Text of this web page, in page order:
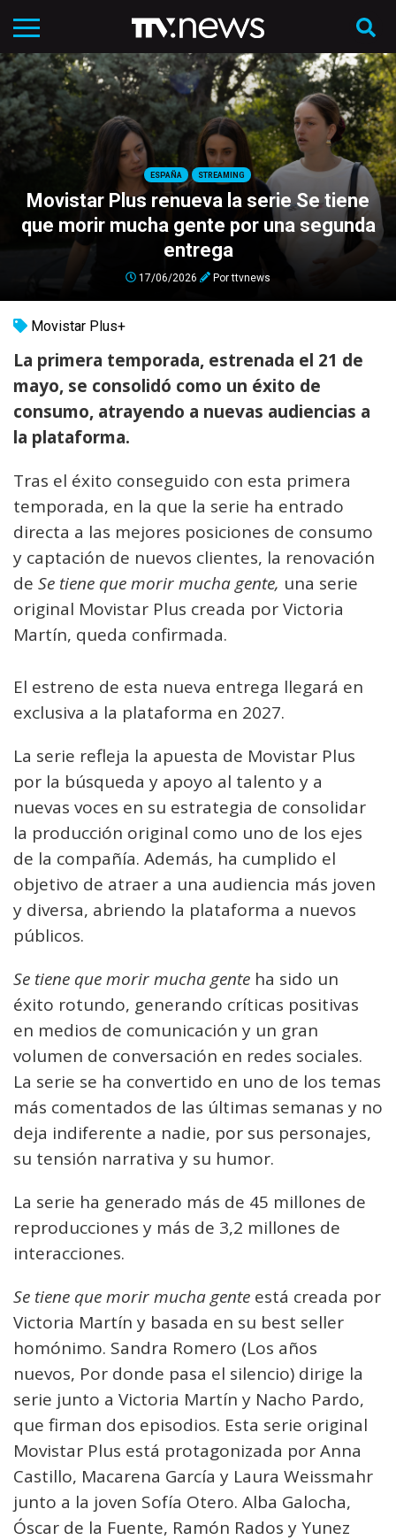
ESPAÑA STREAMING
Movistar Plus renueva la serie Se tiene
que morir mucha gente por una segunda
entrega
17/06/2026 Porttvnews
Movistar Plus+
La primera temporada, estrenada el 21 de
mayo, se consolidó como un éxito de
consumo, atrayendo a nuevas audiencias a
la plataforma.
Tras el éxito conseguido con esta primera
temporada, en la que la serie ha entrado
directa a las mejores posiciones de consumo
y captación de nuevos clientes, la renovación
de Se tiene que morir mucha gente, una serie
original Movistar Plus creada por Victoria
Martín, queda confirmada.
El estreno de esta nueva entrega llegará en
exclusiva a la plataforma en 2027.
La serie refleja la apuesta de Movistar Plus
por la búsqueda y apoyo al talento y a
nuevas voces en su estrategia de consolidar
la producción original como uno de los ejes
de la compañía. Además, ha cumplido el
objetivo de atraer a una audiencia más joven
y diversa, abriendo la plataforma a nuevos
públicos.
Se tiene que morir mucha gente ha sido un
éxito rotundo, generando críticas positivas
en medios de comunicación y un gran
volumen de conversación en redes sociales.
La serie se ha convertido en uno de los temas
más comentados de las últimas semanas y no
deja indiferente a nadie, por sus personajes,
su tensión narrativa y su humor.
La serie ha generado más de 45 millones de
reproducciones y más de 3,2 millones de
interacciones.
Se tiene que morir mucha gente está creada por
Victoria Martín y basada en su best seller
homónimo. Sandra Romero (Los años
nuevos, Por donde pasa el silencio) dirige la
serie junto a Victoria Martín y Nacho Pardo,
que firman dos episodios. Esta serie original
Movistar Plus está protagonizada por Anna
Castillo, Macarena García y Laura Weissmahr
junto a la joven Sofía Otero. Alba Galocha,
Óscar de la Fuente, Ramón Rados y Yunez